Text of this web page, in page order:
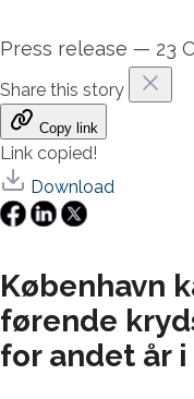
Press release — 23
Share this story
Copy link
Link copied!
Download
København
førende
for andet år